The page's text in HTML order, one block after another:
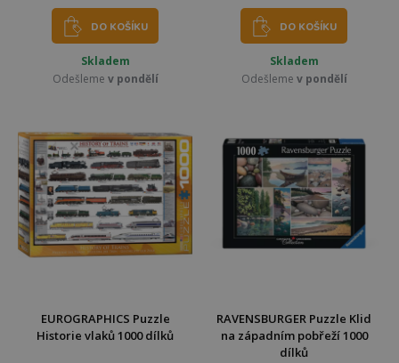
DO KOŠÍKU
Skladem
Odešleme v pondělí
DO KOŠÍKU
Skladem
Odešleme v pondělí
EUROGRAPHICS Puzzle
Historie vlaků 1000 dílků
RAVENSBURGER Puzzle Klid
na západním pobřeží 1000
dílků